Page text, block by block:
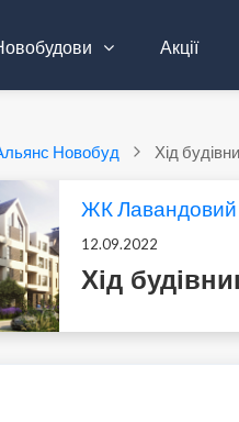
Акції
Новобуд Хід
ЖК Лавандовий
12.09.2022
Хід